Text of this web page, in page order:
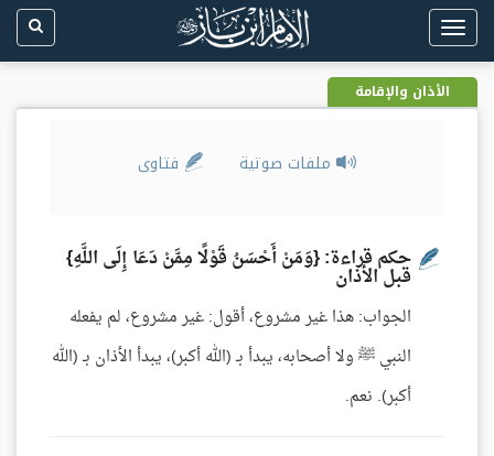
Toggle
navigation
الأذان والإقامة
ملفات صوتية فتاوى
حكم قراءة: {وَمَنْ أَحْسَنُ قَوْلًا مِمَّنْ دَعَا إِلَى اللَّهِ}
قبل الأذان
الجواب: هذا غير مشروع، أقول: غير مشروع، لم يفعله
النبي ﷺ ولا أصحابه، يبدأ بـ (الله أكبر)، يبدأ الأذان بـ (الله
أكبر). نعم.